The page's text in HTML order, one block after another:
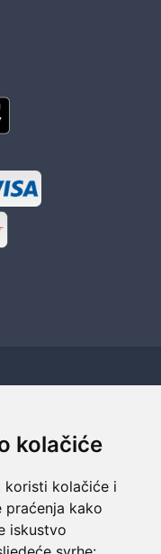
kolačiće
koristi kolačiće i
praćenja kako
iskustvo